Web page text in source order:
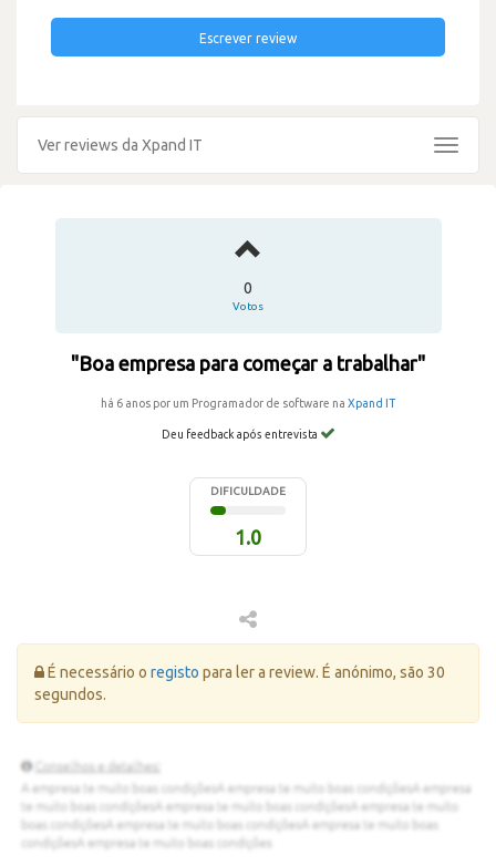
Escrever review
Ver reviews da Xpand IT
Toggle
0
Votos
"Boa empresa para começar a trabalhar"
há 6 anos por um Programador de software na Xpand IT
Deu feedback após entrevista
DIFICULDADE
1.0
Erro:
É necessário o registo para ler a review. É anónimo, são 30
segundos.